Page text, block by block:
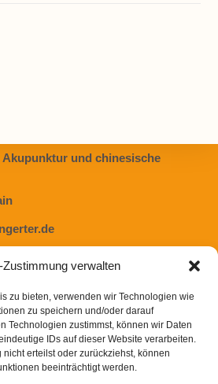
Zustimmung verwalten
zu bieten, verwenden wir Technologien wie
zu speichern und/oder darauf
Technologien zustimmst, können wir Daten
IDs auf dieser Website verarbeiten.
erteilst oder zurückziehst, können
beeinträchtigt werden.
Akupunktur und chinesische
(SIBO) – Eine
Verdauungsbeschwerden
in der TCM
bei Heuschnupfen